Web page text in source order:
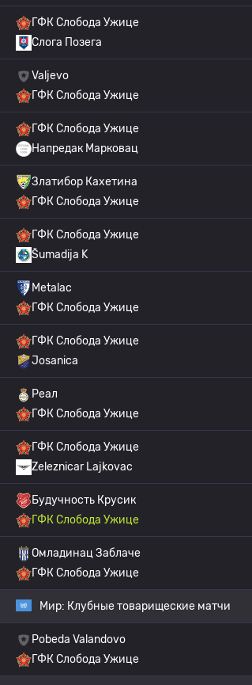
ГФК Слобода Ужице
Слога Позега
Valjevo
ГФК Слобода Ужице
ГФК Слобода Ужице
Напредак Марковац
Златибор Кахетина
ГФК Слобода Ужице
ГФК Слобода Ужице
Šumadija K
Metalac
ГФК Слобода Ужице
ГФК Слобода Ужице
Josanica
Реал
ГФК Слобода Ужице
ГФК Слобода Ужице
Zeleznicar Lajkovac
Будучность Крусик
ГФК Слобода Ужице
Омладинац Заблаче
ГФК Слобода Ужице
Мир: Клубные товарищеские матчи
Pobeda Valandovo
ГФК Слобода Ужице